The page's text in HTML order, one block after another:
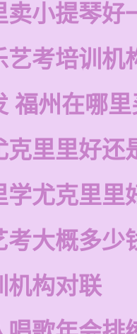
卖小提琴好
艺考培训机
福州在哪
克里里好还
学尤克里里
考大概多少
机构对联